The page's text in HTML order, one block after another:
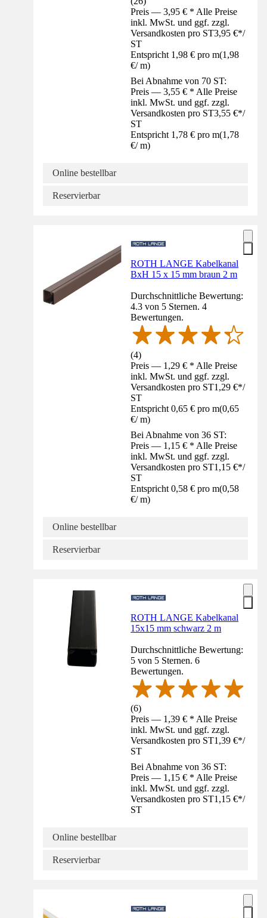
Preis — 3,95 € * Alle Preise
inkl. MwSt. und ggf. zzgl.
Versandkosten pro ST3,95 €*/
ST
Entspricht 1,98 € pro m(1,98
€/ m)
Bei Abnahme von 70 ST:
Preis — 3,55 € * Alle Preise
inkl. MwSt. und ggf. zzgl.
Versandkosten pro ST3,55 €*/
ST
Entspricht 1,78 € pro m(1,78
€/ m)
Online bestellbar
Reservierbar
ROTH LANGE Kabelkanal
BxH 15 x 15 mm braun 2 m
Durchschnittliche Bewertung:
4.3 von 5 Sternen. 4
Bewertungen.
(4)
Preis — 1,29 € * Alle Preise
inkl. MwSt. und ggf. zzgl.
Versandkosten pro ST1,29 €*/
ST
Entspricht 0,65 € pro m(0,65
€/ m)
Bei Abnahme von 36 ST:
Preis — 1,15 € * Alle Preise
inkl. MwSt. und ggf. zzgl.
Versandkosten pro ST1,15 €*/
ST
Entspricht 0,58 € pro m(0,58
€/ m)
Online bestellbar
Reservierbar
ROTH LANGE Kabelkanal
15x15 mm schwarz 2 m
Durchschnittliche Bewertung:
5 von 5 Sternen. 6
Bewertungen.
(6)
Preis — 1,39 € * Alle Preise
inkl. MwSt. und ggf. zzgl.
Versandkosten pro ST1,39 €*/
ST
Bei Abnahme von 36 ST:
Preis — 1,15 € * Alle Preise
inkl. MwSt. und ggf. zzgl.
Versandkosten pro ST1,15 €*/
ST
Online bestellbar
Reservierbar